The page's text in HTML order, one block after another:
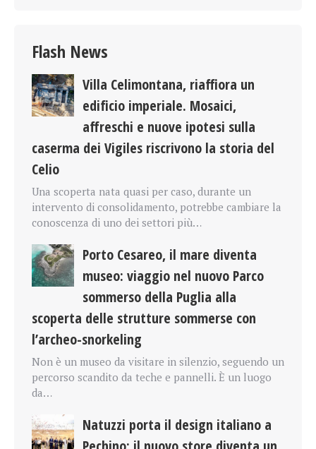
Flash News
Villa Celimontana, riaffiora un
edificio imperiale. Mosaici,
affreschi e nuove ipotesi sulla
caserma dei Vigiles riscrivono la storia del
Celio
Una scoperta nata quasi per caso, durante un
intervento di consolidamento, potrebbe cambiare la
conoscenza di uno dei settori più…
Porto Cesareo, il mare diventa
museo: viaggio nel nuovo Parco
sommerso della Puglia alla
scoperta delle strutture sommerse con
l’archeo-snorkeling
Non è un museo da visitare in silenzio, seguendo un
percorso scandito da teche e pannelli. È un luogo
da…
Natuzzi porta il design italiano a